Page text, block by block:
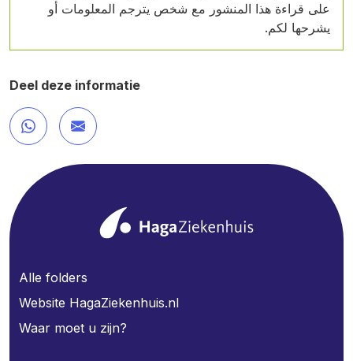
على قراءة هذا المنشور مع شخص يترجم المعلومات أو
يشرحها لكم.
Deel deze informatie
Alle folders
Website HagaZiekenhuis.nl
Waar moet u zijn?